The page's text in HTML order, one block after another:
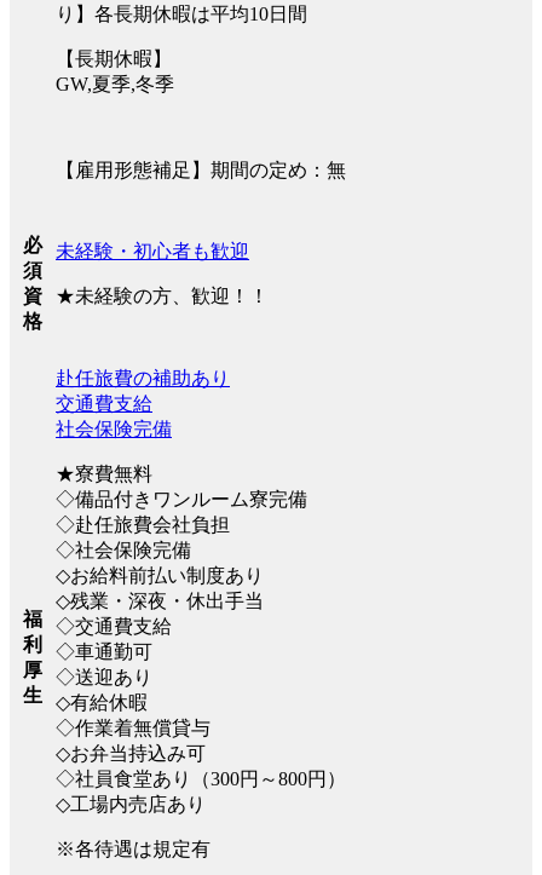
り】各長期休暇は平均10日間
【長期休暇】
GW,夏季,冬季
【雇用形態補足】期間の定め：無
必
須
資
格
未経験・初心者も歓迎
★未経験の方、歓迎！！
福
利
厚
生
赴任旅費の補助あり
交通費支給
社会保険完備
★寮費無料
◇備品付きワンルーム寮完備
◇赴任旅費会社負担
◇社会保険完備
◇お給料前払い制度あり
◇残業・深夜・休出手当
◇交通費支給
◇車通勤可
◇送迎あり
◇有給休暇
◇作業着無償貸与
◇お弁当持込み可
◇社員食堂あり（300円～800円）
◇工場内売店あり
※各待遇は規定有